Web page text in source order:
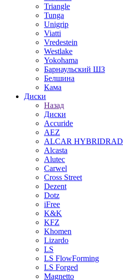
Triangle
Tunga
Unigrip
Viatti
Vredestein
Westlake
Yokohama
Барнаульский ШЗ
Белшина
Кама
Диски
Назад
Диски
Accuride
AEZ
ALCAR HYBRIDRAD
Alcasta
Alutec
Carwel
Cross Street
Dezent
Dotz
iFree
K&K
KFZ
Khomen
Lizardo
LS
LS FlowForming
LS Forged
Magnetto